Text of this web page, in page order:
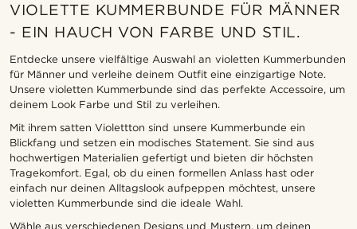
VIOLETTE KUMMERBUNDE FÜR MÄNNER
- EIN HAUCH VON FARBE UND STIL.
Entdecke unsere vielfältige Auswahl an violetten Kummerbunden
für Männer und verleihe deinem Outfit eine einzigartige Note.
Unsere violetten Kummerbunde sind das perfekte Accessoire, um
deinem Look Farbe und Stil zu verleihen.
Mit ihrem satten Violettton sind unsere Kummerbunde ein
Blickfang und setzen ein modisches Statement. Sie sind aus
hochwertigen Materialien gefertigt und bieten dir höchsten
Tragekomfort. Egal, ob du einen formellen Anlass hast oder
einfach nur deinen Alltagslook aufpeppen möchtest, unsere
violetten Kummerbunde sind die ideale Wahl.
Wähle aus verschiedenen Designs und Mustern, um deinen